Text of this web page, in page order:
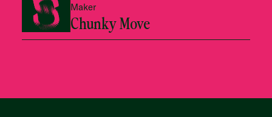
Maker
Chunky Move